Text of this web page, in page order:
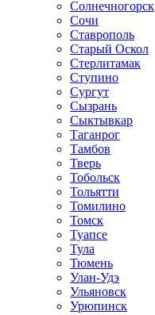
Солнечногорск
Сочи
Ставрополь
Старый Оскол
Стерлитамак
Ступино
Сургут
Сызрань
Сыктывкар
Таганрог
Тамбов
Тверь
Тобольск
Тольятти
Томилино
Томск
Туапсе
Тула
Тюмень
Улан-Удэ
Ульяновск
Урюпинск